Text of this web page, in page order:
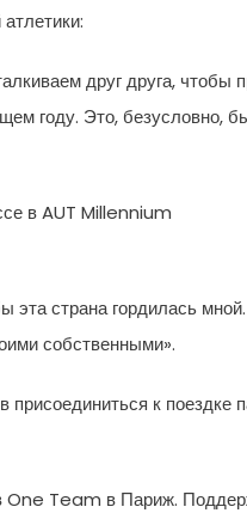
друг друга, чтобы
году. Это, безусловно,
в AUT Millennium
эта страна гордилась
собственными».
к поездке
One Team в Париж.